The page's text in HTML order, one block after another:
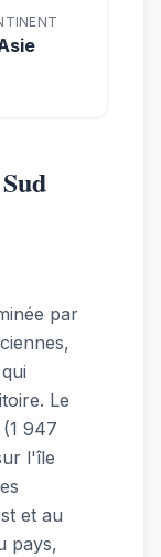
par
Le
947
l'île
et au
pays,